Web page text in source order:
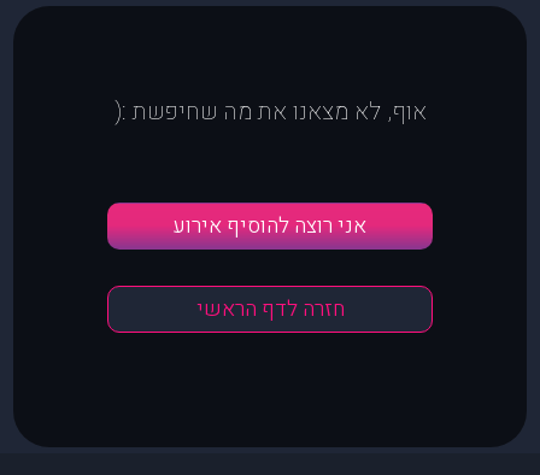
אוף, לא מצאנו את מה שחיפשת :(
אני רוצה להוסיף אירוע
חזרה לדף הראשי